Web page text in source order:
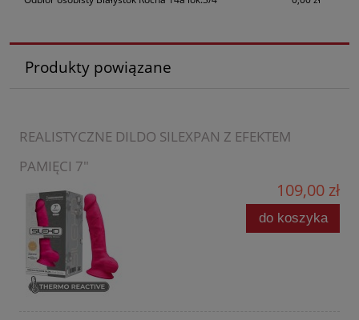
Produkty powiązane
REALISTYCZNE DILDO SILEXPAN Z EFEKTEM
PAMIĘCI 7"
109,00 zł
do koszyka